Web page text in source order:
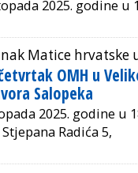
2025. godine u
Matice hrvatske
OMH u
Salopeka
2025. godine u
Radića 5,